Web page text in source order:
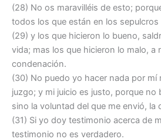
(28) No os maravilléis de esto;
todos los que están en los sepulcros
(29) y los que hicieron lo bueno,
vida; mas los que hicieron lo malo, a
condenación.
(30) No puedo yo hacer nada por mí
juzgo; y mi juicio es justo, porque no
sino la voluntad del que me envió, la
(31) Si yo doy testimonio acerca de
testimonio no es verdadero.